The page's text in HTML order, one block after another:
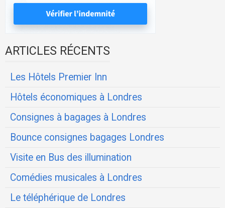
ARTICLES RÉCENTS
Les Hôtels Premier Inn
Hôtels économiques à Londres
Consignes à bagages à Londres
Bounce consignes bagages Londres
Visite en Bus des illumination
Comédies musicales à Londres
Le téléphérique de Londres